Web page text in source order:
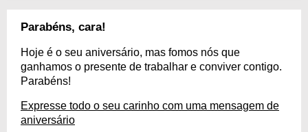
Parabéns, cara!
Hoje é o seu aniversário, mas fomos nós que
ganhamos o presente de trabalhar e conviver contigo.
Parabéns!
Expresse todo o seu carinho com uma mensagem de
aniversário